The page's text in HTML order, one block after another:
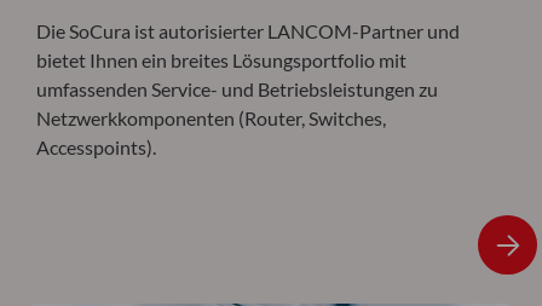
Die SoCura ist autorisierter LANCOM-Partner und
bietet Ihnen ein breites Lösungsportfolio mit
umfassenden Service- und Betriebsleistungen zu
Netzwerkkomponenten (Router, Switches,
Accesspoints).